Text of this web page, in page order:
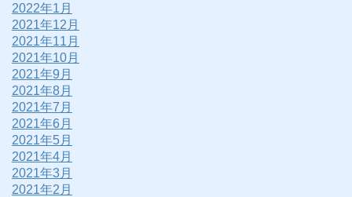
2022年1月
2021年12月
2021年11月
2021年10月
2021年9月
2021年8月
2021年7月
2021年6月
2021年5月
2021年4月
2021年3月
2021年2月